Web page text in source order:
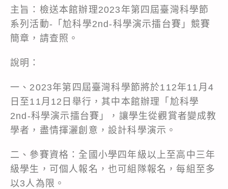
主旨：檢送本館辦理2023年第四屆臺灣科學節
系列活動-「尬科學2nd-科學演示擂台賽」競賽
簡章，請查照。
說明：
一、2023年第四屆臺灣科學節將於112年11月4
日至11月12日舉行，其中本館辦理「尬科學
2nd-科學演示擂台賽」，讓學生從觀賞者變成教
學者，盡情揮灑創意，設計科學演示。
二、參賽資格：全國小學四年級以上至高中三年
級學生，可個人報名，也可組隊報名，每組至多
以3人為限。